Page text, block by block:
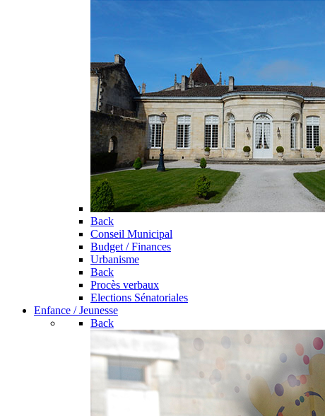
Back
Conseil Municipal
Budget / Finances
Urbanisme
Back
Procès verbaux
Elections Sénatoriales
Enfance / Jeunesse
Back